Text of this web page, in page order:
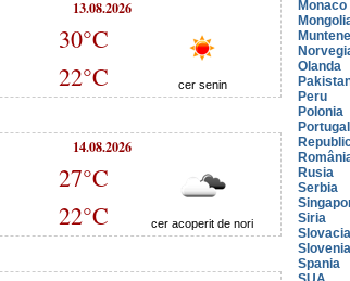
13.08.2026
30°C
cer senin
22°C
14.08.2026
27°C
cer acoperit de nori
22°C
Monaco
Olanda
Peru
Polonia
Rusia
Serbia
Siria
Slovacia
Slovenia
Spania